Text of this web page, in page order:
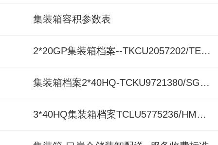
集装箱容积参数表
2*20GP集装箱档案--TKCU2057202/TEMU2679220
集装箱档案2*40HQ-TCKU9721380/SGCU9652456
3*40HQ集装箱档案TCLU5775236/HMCU9048936/EISU9207914